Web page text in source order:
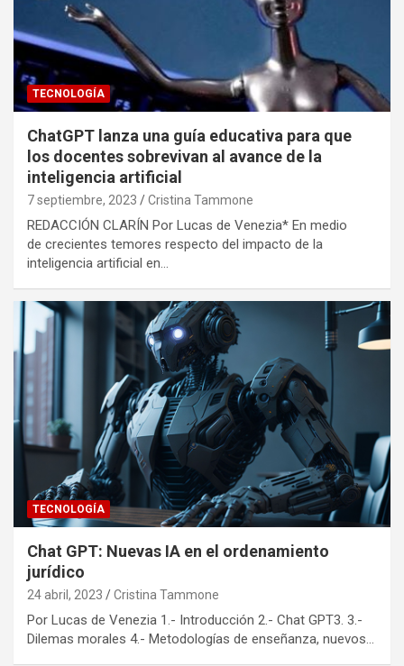
TECNOLOGÍA
ChatGPT lanza una guía educativa para que
los docentes sobrevivan al avance de la
inteligencia artificial
7 septiembre, 2023 Cristina Tammone
REDACCIÓN CLARÍN Por Lucas de Venezia* En medio
de crecientes temores respecto del impacto de la
inteligencia artificial en…
TECNOLOGÍA
Chat GPT: Nuevas IA en el ordenamiento
jurídico
24 abril, 2023 Cristina Tammone
Por Lucas de Venezia 1.- Introducción 2.- Chat GPT3. 3.-
Dilemas morales 4.- Metodologías de enseñanza, nuevos…